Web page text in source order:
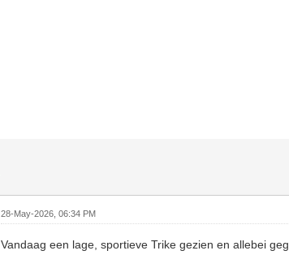
28-May-2026, 06:34 PM
Vandaag een lage, sportieve Trike gezien en allebei